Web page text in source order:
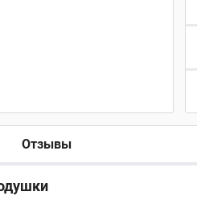
Отзывы